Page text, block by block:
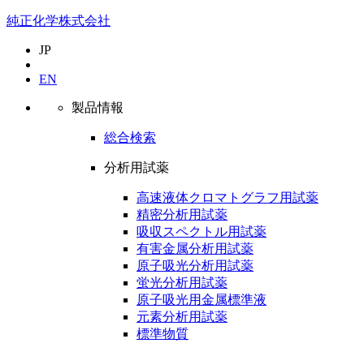
純正化学株式会社
JP
EN
製品情報
総合検索
分析用試薬
高速液体クロマトグラフ用試薬
精密分析用試薬
吸収スペクトル用試薬
有害金属分析用試薬
原子吸光分析用試薬
蛍光分析用試薬
原子吸光用金属標準液
元素分析用試薬
標準物質